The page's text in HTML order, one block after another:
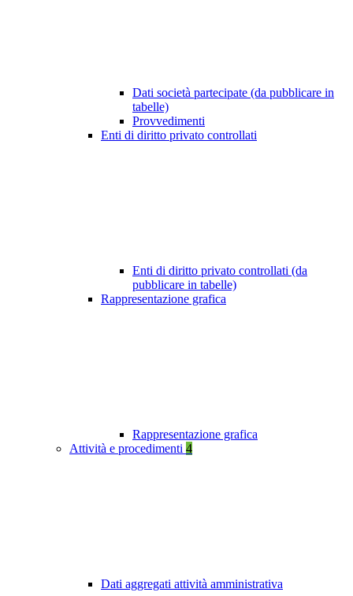
Dati società partecipate (da pubblicare in
tabelle)
Provvedimenti
Enti di diritto privato controllati
Enti di diritto privato controllati (da
pubblicare in tabelle)
Rappresentazione grafica
Rappresentazione grafica
Attività e procedimenti 4
Dati aggregati attività amministrativa